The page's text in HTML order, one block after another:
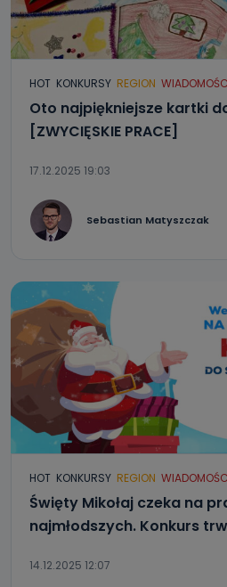
HOT KONKURSY REGION
Oto najpiękniejsze kartki
[ZWYCIĘSKIE PRACE]
17.12.2025 19:03
Sebastian Matyszczak
HOT KONKURSY REGION
Święty Mikołaj czeka na
najmłodszych. Konkurs
14.12.2025 12:07